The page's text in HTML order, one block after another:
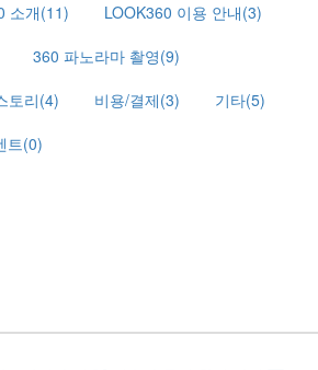
소개(11)
LOOK360 이용 안내(3)
360 파노라마 촬영(9)
토리(4) 비용/결제(3)
기타(5)
트(0)